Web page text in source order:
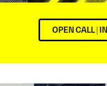
OPEN CALL |